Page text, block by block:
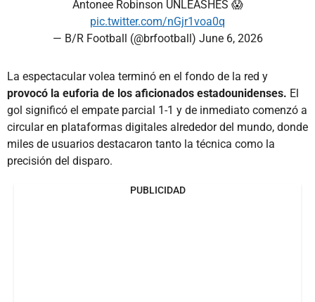
Antonee Robinson UNLEASHES 😱
pic.twitter.com/nGjr1voa0q
— B/R Football (@brfootball) June 6, 2026
La espectacular volea terminó en el fondo de la red y
provocó la euforia de los aficionados estadounidenses. El
gol significó el empate parcial 1-1 y de inmediato comenzó a
circular en plataformas digitales alrededor del mundo, donde
miles de usuarios destacaron tanto la técnica como la
precisión del disparo.
PUBLICIDAD